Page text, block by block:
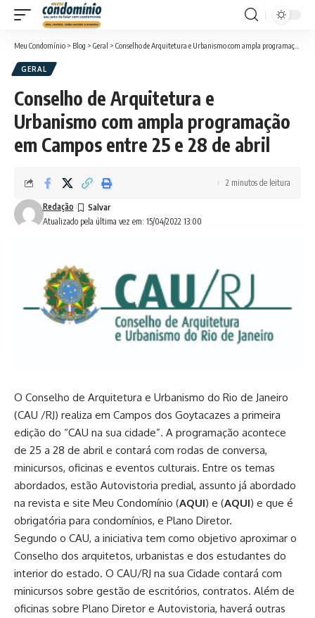
Meu Condomínio > Blog > Geral > Conselho de Arquitetura e Urbanismo com ampla programação em Campos entre 25 e 28 de abril
GERAL
Conselho de Arquitetura e
Urbanismo com ampla programação
em Campos entre 25 e 28 de abril
Atualizado pela última vez em: 15/04/2022 13:00
Redação
2 minutos de leitura
O Conselho de Arquitetura e Urbanismo do Rio de Janeiro
(CAU /RJ) realiza em Campos dos Goytacazes a primeira
edição do “CAU na sua cidade”. A programação acontece
de 25 a 28 de abril e contará com rodas de conversa,
minicursos, oficinas e eventos culturais. Entre os temas
abordados, estão Autovistoria predial, assunto já abordado
na revista e site Meu Condomínio (AQUI) e (AQUI) e que é
obrigatória para condomínios, e Plano Diretor.
Segundo o CAU, a iniciativa tem como objetivo aproximar o
Conselho dos arquitetos, urbanistas e dos estudantes do
interior do estado. O CAU/RJ na sua Cidade contará com
minicursos sobre gestão de escritórios, contratos. Além de
oficinas sobre Plano Diretor e Autovistoria, haverá outras